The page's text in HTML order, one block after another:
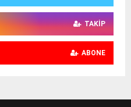
TAKIP
ABONE